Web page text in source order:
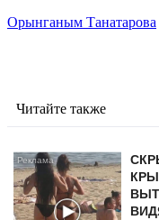
Орынганым Танатарова
Читайте также